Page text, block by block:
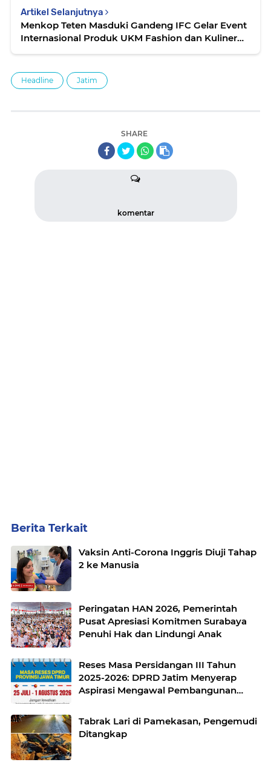
Artikel Selanjutnya
Menkop Teten Masduki Gandeng IFC Gelar Event
Internasional Produk UKM Fashion dan Kuliner
Headline Jatim
SHARE
komentar
Berita Terkait
Vaksin Anti-Corona Inggris Diuji Tahap
2 ke Manusia
Peringatan HAN 2026, Pemerintah
Pusat Apresiasi Komitmen Surabaya
Penuhi Hak dan Lindungi Anak
Reses Masa Persidangan III Tahun
2025-2026: DPRD Jatim Menyerap
Aspirasi Mengawal Pembangunan
Tabrak Lari di Pamekasan, Pengemudi
Ditangkap